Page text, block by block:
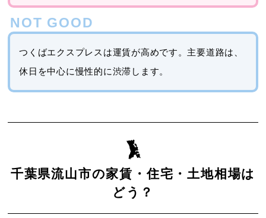
つくばエクスプレスは運賃が高めです。主要道路は、
休日を中心に慢性的に渋滞します。
千葉県流山市の家賃・住宅・土地相場は
どう？